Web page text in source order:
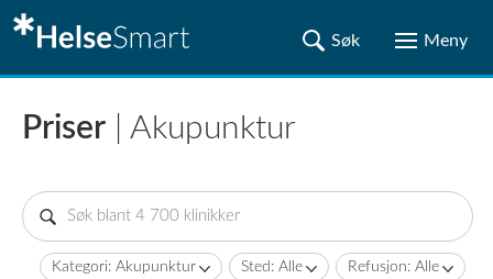
Priser | Akupunktur
Kategori: Akupunktur Sted: Alle Refusjon: Alle